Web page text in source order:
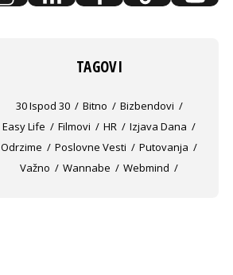
TAGOVI
30 Ispod 30 Bitno
Bizbendovi
Easy Life
Filmovi HR
Izjava Dana
Odrzime
Poslovne Vesti
Putovanja
Važno
Wannabe Webmind